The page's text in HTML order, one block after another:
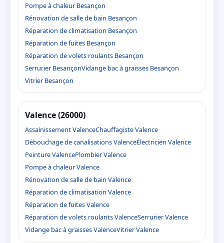
Pompe à chaleur Besançon
Rénovation de salle de bain Besançon
Réparation de climatisation Besançon
Réparation de fuites Besançon
Réparation de volets roulants Besançon
Serrurier BesançonVidange bac à graisses Besançon
Vitrier Besançon
Valence (26000)
Assainissement ValenceChauffagiste Valence
Débouchage de canalisations ValenceÉlectricien Valence
Peinture ValencePlombier Valence
Pompe à chaleur Valence
Rénovation de salle de bain Valence
Réparation de climatisation Valence
Réparation de fuites Valence
Réparation de volets roulants ValenceSerrurier Valence
Vidange bac à graisses ValenceVitrier Valence